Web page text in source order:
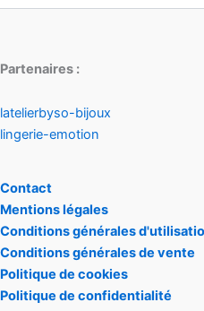
Partenaires :
latelierbyso-bijoux
lingerie-emotion
Contact
Mentions légales
Conditions générales
Conditions générales de vente
Politique de cookies
Politique de confidentialité